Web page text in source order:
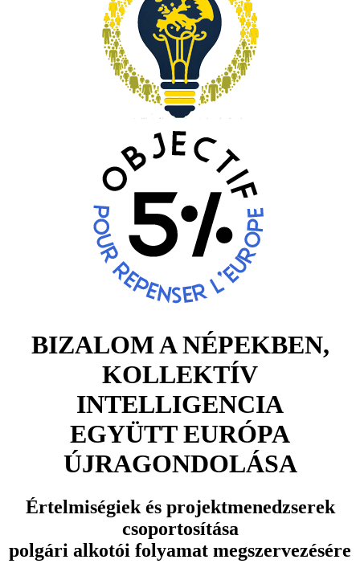
BIZALOM A NÉPEKBEN,
KOLLEKTÍV
INTELLIGENCIA
EGYÜTT EURÓPA
ÚJRAGONDOLÁSA
Értelmiségiek és projektmenedzserek
csoportosítása
polgári alkotói folyamat megszervezésére